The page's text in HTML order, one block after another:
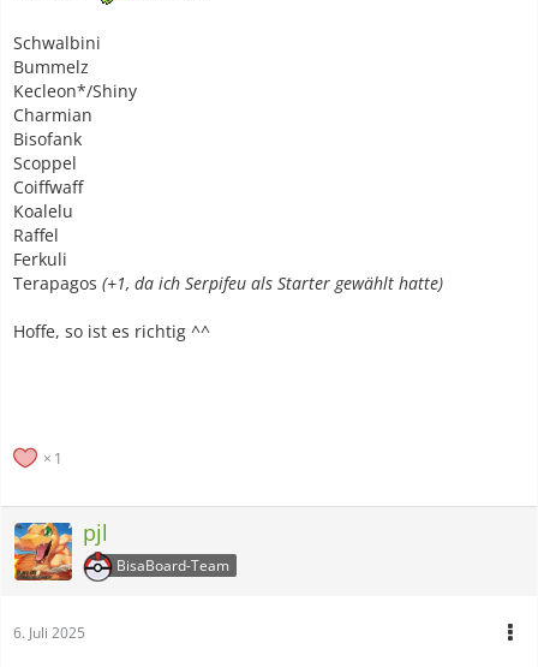
Schwalbini
Bummelz
Kecleon*/Shiny
Charmian
Bisofank
Scoppel
Coiffwaff
Koalelu
Raffel
Ferkuli
Terapagos (+1, da ich Serpifeu als Starter gewählt hatte)
Hoffe, so ist es richtig ^^
1
pjl
BisaBoard-Team
6. Juli 2025